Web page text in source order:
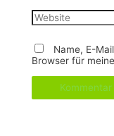
Website
Name, E-
Browser für